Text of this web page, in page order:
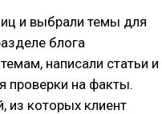
и выбрали темы для
блога
написали статьи и
проверки на факты.
из которых клиент